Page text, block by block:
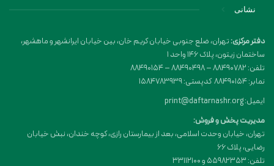
نشانی
دفتر مرکزی:تهران، ضلع جنوبی خیابان کریم خان، بین خیابان ایرانشهر و ماهشهر،
ساختمان زیتون، پلاک 146 واحد 1
تلفن: 88490782 – 88490498 – 88490154
نمابر: 88490154 کدپستی: 1584783939
ایمیل: print@daftarnashr.org
مدیریت پخش و فروش:
تهران، خیابان وحدت اسلامی، بعد از بیمارستان رازی، کوچه خندان، نبش خیابان
رضایی، پلاک ۶۶
تلفن: 55982353 و 33112100